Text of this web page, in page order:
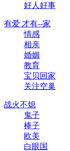
好人好事
有爱 才有--家
情感
相亲
婚姻
教育
宝贝回家
关注空巢
战火不熄
鬼子
棒子
欧美
白眼国